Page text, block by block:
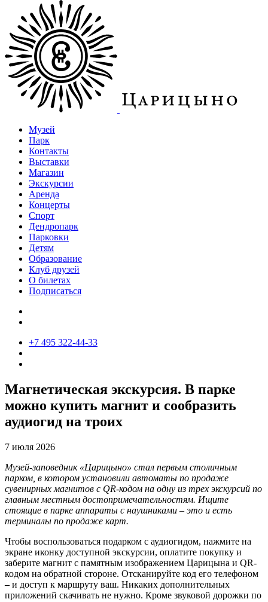
Музей
Парк
Контакты
Выставки
Магазин
Экскурсии
Аренда
Концерты
Спорт
Дендропарк
Парковки
Детям
Образование
Клуб друзей
О билетах
Подписаться
+7 495 322-44-33
Магнетическая экскурсия. В парке
можно купить магнит и сообразить
аудиогид на троих
7 июля 2026
Музей-заповедник «Царицыно» стал первым столичным
парком, в котором установили автоматы по продаже
сувенирных магнитов с QR-кодом на одну из трех экскурсий по
главным местным достопримечательностям. Ищите
стоящие в парке аппараты с наушниками – это и есть
терминалы по продаже карт.
Чтобы воспользоваться подарком с аудиогидом, нажмите на
экране иконку доступной экскурсии, оплатите покупку и
заберите магнит с памятным изображением Царицына и QR-
кодом на обратной стороне. Отсканируйте код его телефоном
–и доступ к маршруту ваш. Никаких дополнительных
приложений скачивать не нужно. Кроме звуковой дорожки по